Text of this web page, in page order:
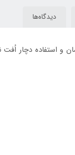
دیدگاه‌ها
و استفاده دچار اُفت